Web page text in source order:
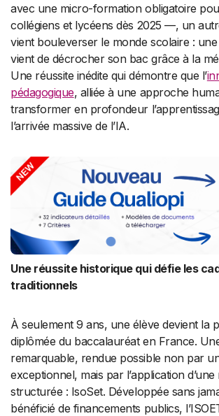
avec une micro-formation obligatoire
collégiens et lycéens dès 2025 —, un
vient bouleverser le monde scolaire :
vient de décrocher son bac grâce à la
Une réussite inédite qui démontre que l’
pédagogique, alliée à une approche
transformer en profondeur
l’arrivée massive de l’IA.
Une réussite historique qui défie les
traditionnels
À seulement 9 ans, une élève devient la
diplômée du baccalauréat en France.
remarquable, rendue possible non par
exceptionnel, mais par l’application d’une
structurée : IsoSet. Développée sans
bénéficié de financements publics,